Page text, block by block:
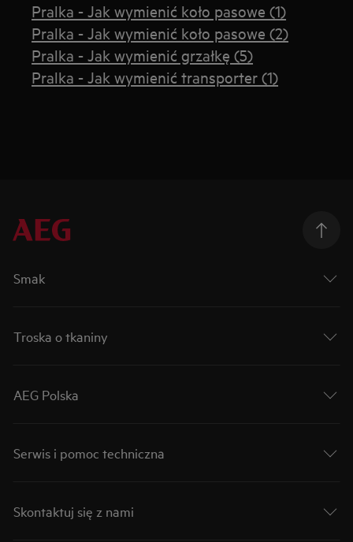
Pralka - Jak wymienić koło pasowe (1)
Pralka - Jak wymienić koło pasowe (2)
Pralka - Jak wymienić grzałkę (5)
Pralka - Jak wymienić transporter (1)
Smak
Troska o tkaniny
AEG Polska
Serwis i pomoc techniczna
Skontaktuj się z nami